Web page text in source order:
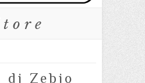
di Zebio